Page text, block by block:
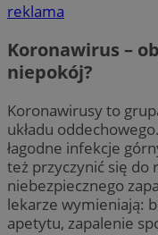
reklama
Koronawirus –
niepokój?
Koronawirusy to
układu
łagodne infekcje
też przyczynić się do
niebezpiecznego
lekarze wymieniają:
apetytu, zapalenie